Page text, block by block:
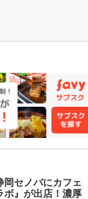
岡セノバにカフェ
ボ』が出店！濃厚